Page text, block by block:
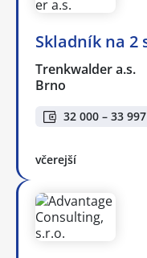
Skladník na 2
Trenkwalder a.s.
Brno
32 000 – 33
včerejší